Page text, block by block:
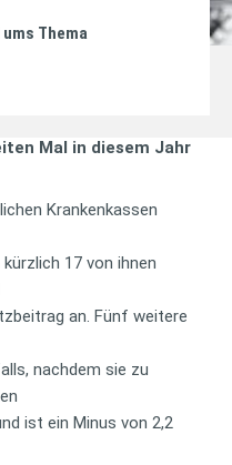
Thema
Mal in diesem Jahr
Krankenkassen
17 von ihnen
an. Fünf weitere
nachdem sie zu
ist ein Minus von 2,2